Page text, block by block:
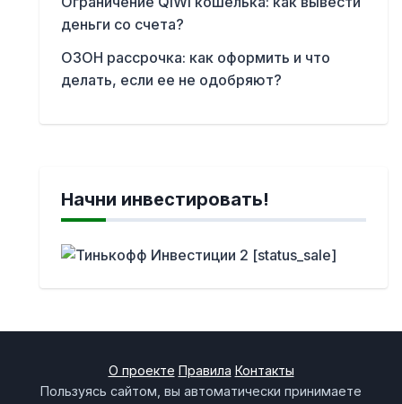
деньги со счета?
ОЗОН рассрочка: как оформить и что
делать, если ее не одобряют?
Начни инвестировать!
О проекте Правила Контакты
Пользуясь сайтом, вы автоматически принимаете